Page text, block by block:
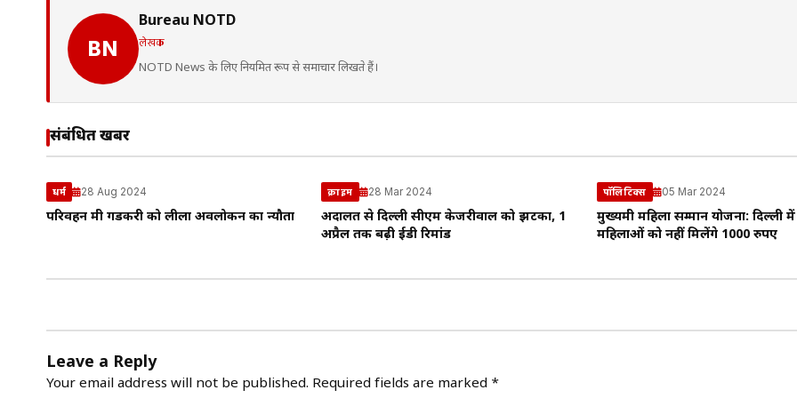
BN
Bureau NOTD
लेखक
NOTD News के लिए नियमित रूप से समाचार लिखते हैं।
संबंधित खबरें
धर्म 28 Aug 2024
परिवहन मंत्री गडकरी को लीला अवलोकन का न्यौता
क्राइम 28 Mar 2024
अदालत से दिल्ली सीएम केजरीवाल को झटका, 1
अप्रैल तक बढ़ी ईडी रिमांड
पॉलिटिक्स 05 Mar 2024
मुख्यमंत्री महिला सम्मान योजना: दिल्ली
महिलाओं को नहीं मिलेंगे 1000 रुपए
Leave a Reply
Your email address will not be published. Required fields are marked *